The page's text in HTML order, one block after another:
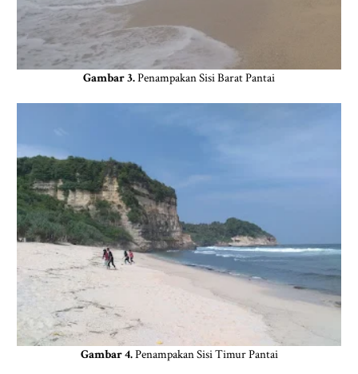
Gambar 3.Penampakan Sisi Barat Pantai
Gambar 4.Penampakan Sisi Timur Pantai